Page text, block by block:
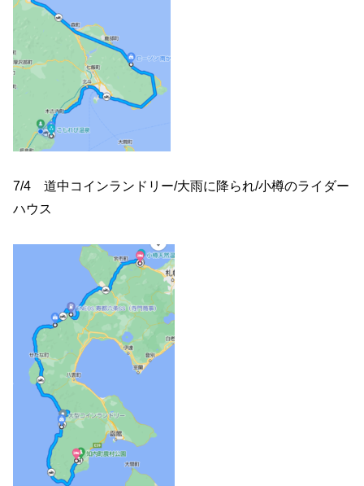
7/4 道中コインランドリー/大雨に降られ/小樽のライダー
ハウス